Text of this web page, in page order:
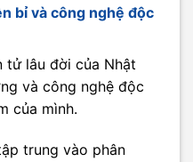
bỉ và công nghệ độc
tử lâu đời của Nhật
và công nghệ độc
của mình.
trung vào phân